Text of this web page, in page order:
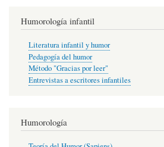
Humorología infantil
Literatura infantil y humor
Pedagogía del humor
Método "Gracias por leer"
Entrevistas a escritores infantiles
Humorología